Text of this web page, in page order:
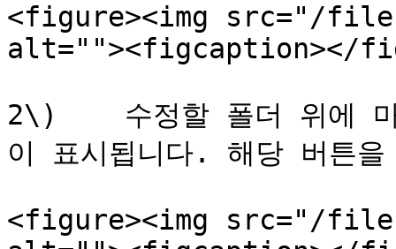
<figure><img src="/files/
alt=""><figcaption></
2\)    수정할 폴더 위에
이 표시됩니다. 해당 버튼
<figure><img src="/files/